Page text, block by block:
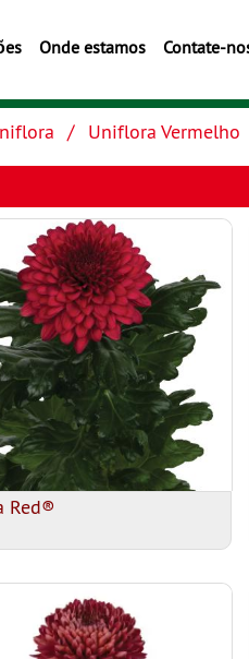
Onde estamos Contate-
Uniflora Vermelho
Red®